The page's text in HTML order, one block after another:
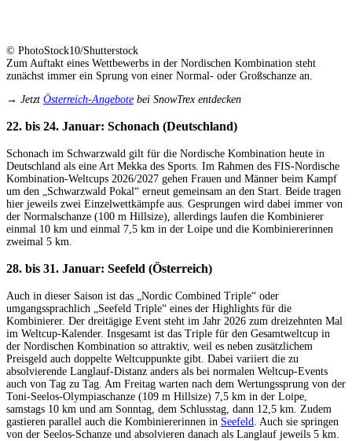
© PhotoStock10/Shutterstock
Zum Auftakt eines Wettbewerbs in der Nordischen Kombination steht
zunächst immer ein Sprung von einer Normal- oder Großschanze an.
→ Jetzt Österreich-Angebote bei SnowTrex entdecken
22. bis 24. Januar: Schonach (Deutschland)
Schonach im Schwarzwald gilt für die Nordische Kombination heute in
Deutschland als eine Art Mekka des Sports. Im Rahmen des FIS-Nordische
Kombination-Weltcups 2026/2027 gehen Frauen und Männer beim Kampf
um den „Schwarzwald Pokal“ erneut gemeinsam an den Start. Beide tragen
hier jeweils zwei Einzelwettkämpfe aus. Gesprungen wird dabei immer von
der Normalschanze (100 m Hillsize), allerdings laufen die Kombinierer
einmal 10 km und einmal 7,5 km in der Loipe und die Kombiniererinnen
zweimal 5 km.
28. bis 31. Januar: Seefeld (Österreich)
Auch in dieser Saison ist das „ Nordic Combined Triple“ oder
umgangssprachlich „Seefeld Triple“ eines der Highlights für die
Kombinierer. Der dreitägige Event steht im Jahr 2026 zum dreizehnten Mal
im Weltcup-Kalender. Insgesamt ist das Triple für den Gesamtweltcup in
der Nordischen Kombination so attraktiv, weil es neben zusätzlichem
Preisgeld auch doppelte Weltcuppunkte gibt. Dabei variiert die zu
absolvierende Langlauf-Distanz anders als bei normalen Weltcup-Events
auch von Tag zu Tag. Am Freitag warten nach dem Wertungssprung von der
Toni-Seelos-Olympiaschanze (109 m Hillsize) 7,5 km in der Loipe,
samstags 10 km und am Sonntag, dem Schlusstag, dann 12,5 km. Zudem
gastieren parallel auch die Kombiniererinnen in Seefeld . Auch sie springen
von der Seelos-Schanze und absolvieren danach als Langlauf jeweils 5 km.